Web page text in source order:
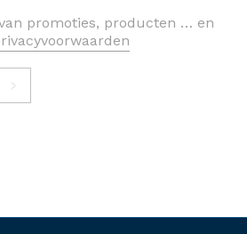
promoties, producten … en